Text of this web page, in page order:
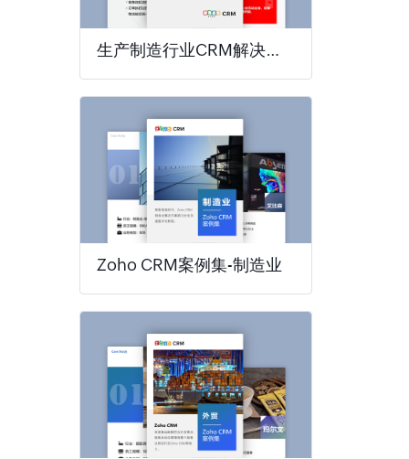
生产制造行业CRM解决方案
Zoho CRM案例集-制造业